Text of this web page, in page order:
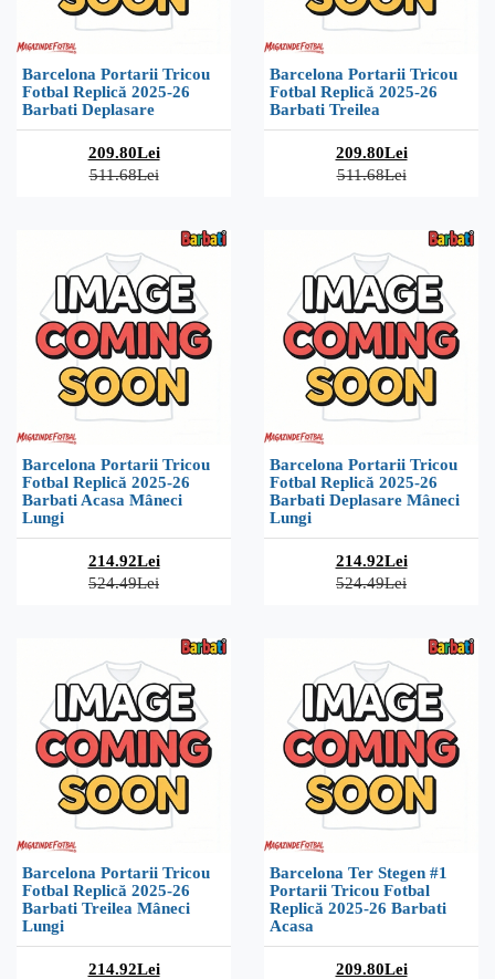
Barcelona Portarii Tricou
Fotbal Replică 2025-26
Barbati Deplasare
209.80Lei
511.68Lei
Barcelona Portarii Tricou
Fotbal Replică 2025-26
Barbati Treilea
209.80Lei
511.68Lei
Barcelona Portarii Tricou
Fotbal Replică 2025-26
Barbati Acasa Mâneci
Lungi
214.92Lei
524.49Lei
Barcelona Portarii Tricou
Fotbal Replică 2025-26
Barbati Deplasare Mâneci
Lungi
214.92Lei
524.49Lei
Barcelona Portarii Tricou
Fotbal Replică 2025-26
Barbati Treilea Mâneci
Lungi
214.92Lei
Barcelona Ter Stegen #1
Portarii Tricou Fotbal
Replică 2025-26 Barbati
Acasa
209.80Lei